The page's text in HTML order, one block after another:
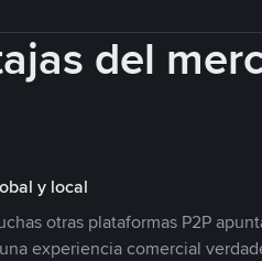
del
y local
otras plataformas P2P
experiencia comercial